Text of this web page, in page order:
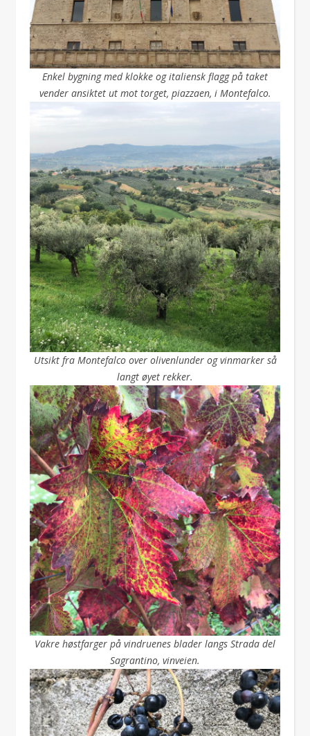
Enkel bygning med klokke og italiensk flagg på taket
vender ansiktet ut mot torget, piazzaen, i Montefalco.
Utsikt fra Montefalco over olivenlunder og vinmarker så
langt øyet rekker.
Vakre høstfarger på vindruenes blader langs Strada del
Sagrantino, vinveien.